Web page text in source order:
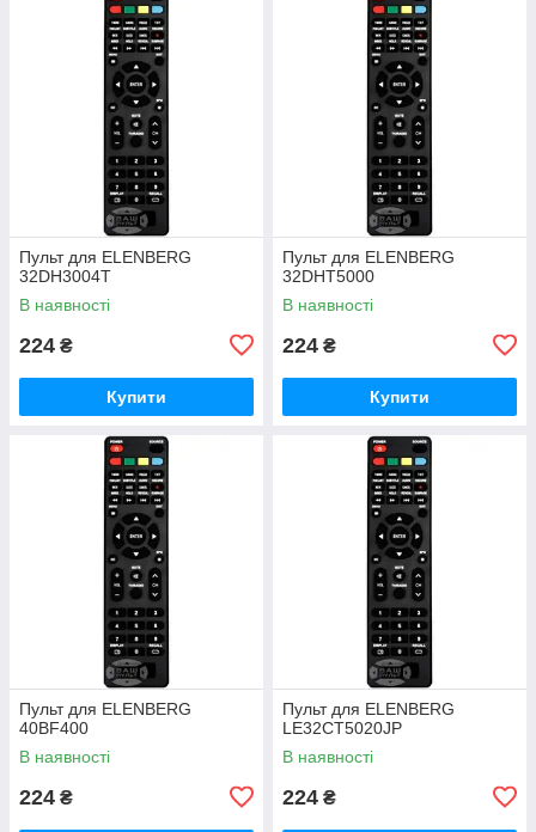
Пульт для ELENBERG
32DH3004T
В наявності
224 ₴
Купити
Пульт для ELENBERG
32DHT5000
В наявності
224 ₴
Купити
Пульт для ELENBERG
40BF400
В наявності
224 ₴
Пульт для ELENBERG
LE32CT5020JP
В наявності
224 ₴